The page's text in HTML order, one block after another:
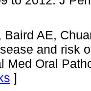
Baird AE,
and risk
Med Oral
]